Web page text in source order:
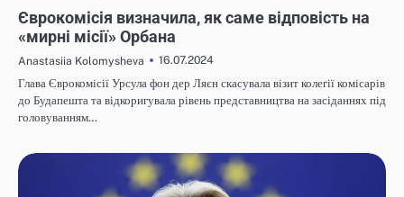
Єврокомісія визначила, як саме відповість на
«мирні місії» Орбана
Anastasiia Kolomysheva
16.07.2024
Глава Єврокомісії Урсула фон дер Ляєн скасувала візит колегії комісарів
до Будапешта та відкоригувала рівень представництва на засіданнях під
головуванням…